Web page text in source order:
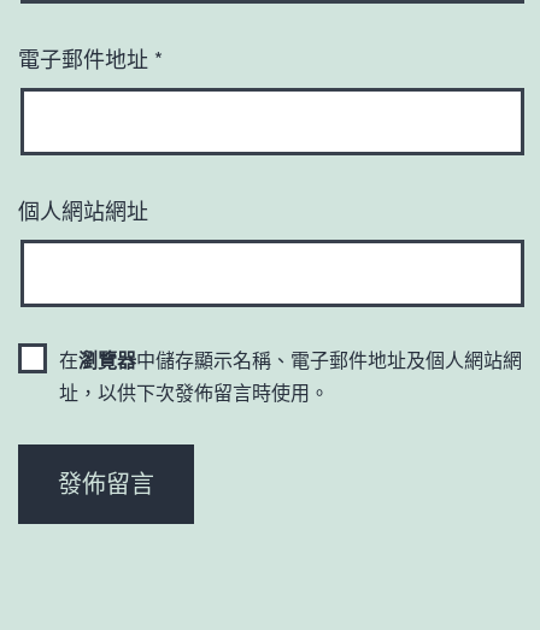
電子郵件地址 *
個人網站網址
在瀏覽器中儲存顯示名稱、電子郵件地址及個人網站網
址，以供下次發佈留言時使用。